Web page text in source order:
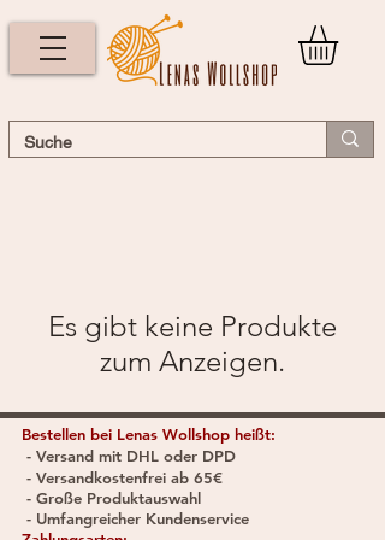
Es gibt keine Produkte
zum Anzeigen.
Bestellen bei Lenas Wollshop heißt:
- Versand mit DHL oder DPD
- Versandkostenfrei ab 65€
- Große Produktauswahl
- Umfangreicher Kundenservice